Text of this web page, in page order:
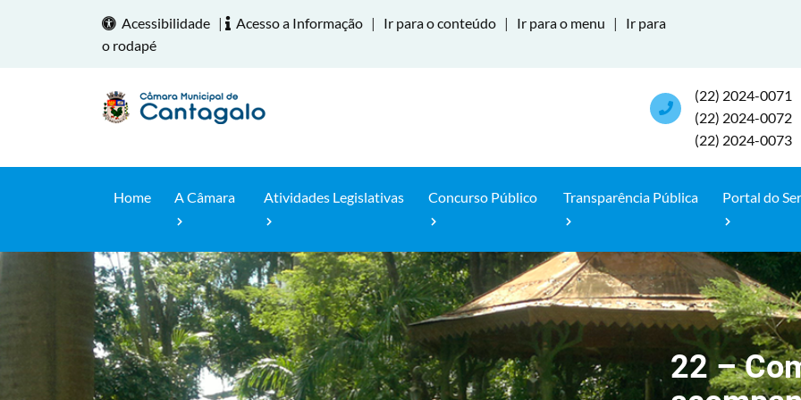
Acessibilidade | Acesso a Informação | Ir para o conteúdo | Ir para o menu |
Ir para
o rodapé
(22) 2024-0071
(22) 2024-0072
(22) 2024-0073
Home A Câmara Atividades Legislativas Concurso Público Transparência Pública Portal do
22 –